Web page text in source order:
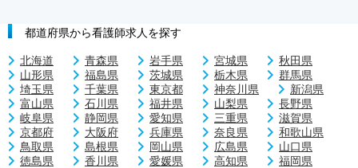
都道府県から看護師求人を探す
北海道 青森県 岩手県 宮城県
秋田県
山形県
福島県 茨城県 栃木県
群馬県
埼玉県
千葉県 東京都 神奈川県
新潟県
富山県
石川県 福井県 山梨県
長野県
岐阜県
静岡県 愛知県 三重県
滋賀県
京都府
大阪府 兵庫県 奈良県
和歌山県
鳥取県
島根県 岡山県 広島県
山口県
徳島県
香川県 愛媛県 高知県
福岡県